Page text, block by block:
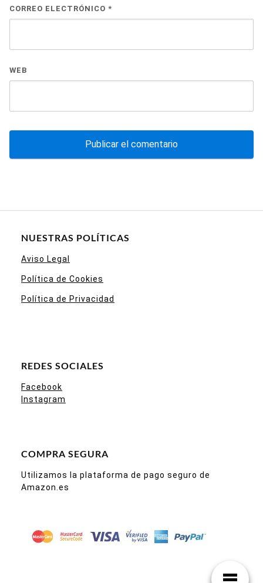
CORREO ELECTRÓNICO *
WEB
NUESTRAS POLÍTICAS
Aviso Legal
Política de Cookies
Política de Privacidad
REDES SOCIALES
Facebook
Instagram
COMPRA SEGURA
Utilizamos la plataforma de pago seguro de
Amazon.es